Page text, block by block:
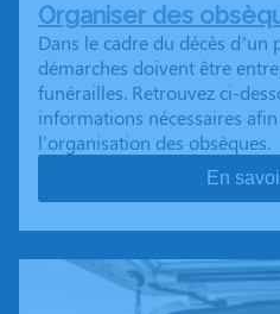
Organiser des
Dans le cadre du décès d’un
démarches doivent être
funérailles. Retrouvez ci-
informations nécessaires
l'organisation des obsèques.
En